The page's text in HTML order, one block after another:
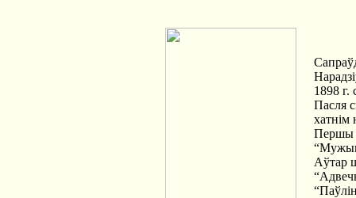
1898 г.
Пасля
хатнім
Першы
Аўтар